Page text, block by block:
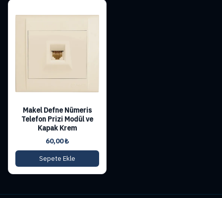
Makel Defne Nümeris
Telefon Prizi Modül ve
Kapak Krem
60,00₺
Sepete Ekle